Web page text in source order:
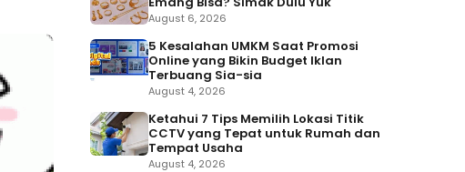
August 6, 2026
5 Kesalahan UMKM Saat Promosi
Online yang Bikin Budget Iklan
Terbuang Sia-sia
August 4, 2026
Ketahui 7 Tips Memilih Lokasi Titik
CCTV yang Tepat untuk Rumah dan
Tempat Usaha
August 4, 2026